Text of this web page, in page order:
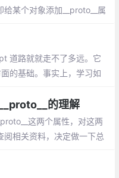
某个对象添加__proto__属
道路就就走不了多远。它
的基础。事实上，学习如
的理解
这两个属性，对这两
相关资料，决定做一下总